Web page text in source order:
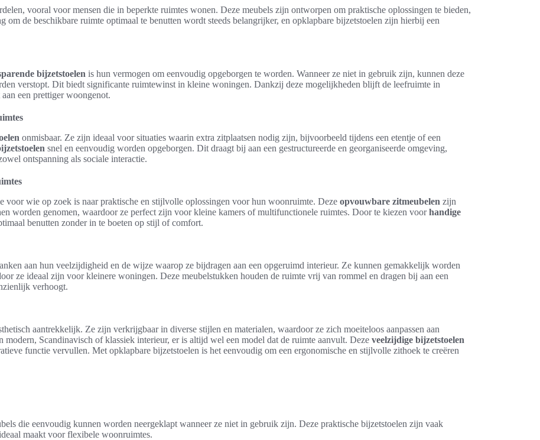
vooral voor mensen die in beperkte ruimtes wonen. Deze meubels zijn ontworpen om praktische oplossingen te bieden,
de beschikbare ruimte optimaal te benutten wordt steeds belangrijker, en opklapbare bijzetstoelen zijn hierbij een
bijzetstoelen is hun vermogen om eenvoudig opgeborgen te worden. Wanneer ze niet in gebruik zijn, kunnen deze
verstopt. Dit biedt significante ruimtewinst in kleine woningen. Dankzij deze mogelijkheden blijft de leefruimte in
een prettiger woongenot.
onmisbaar. Ze zijn ideaal voor situaties waarin extra zitplaatsen nodig zijn, bijvoorbeeld tijdens een etentje of een
snel en eenvoudig worden opgeborgen. Dit draagt bij aan een gestructureerde en georganiseerde omgeving,
ontspanning als sociale interactie.
voor wie op zoek is naar praktische en stijlvolle oplossingen voor hun woonruimte. Deze opvouwbare zitmeubelen zijn
worden genomen, waardoor ze perfect zijn voor kleine kamers of multifunctionele ruimtes. Door te kiezen voorhandige
benutten zonder in te boeten op stijl of comfort.
aan hun veelzijdigheid en de wijze waarop ze bijdragen aan een opgeruimd interieur. Ze kunnen gemakkelijk worden
ze ideaal zijn voor kleinere woningen. Deze meubelstukken houden de ruimte vrij van rommel en dragen bij aan een
verhoogt.
aantrekkelijk. Ze zijn verkrijgbaar in diverse stijlen en materialen, waardoor ze zich moeiteloos aanpassen aan
Scandinavisch of klassiek interieur, er is altijd wel een model dat de ruimte aanvult. Deze veelzijdige bijzetstoelen
functie vervullen. Met opklapbare bijzetstoelen is het eenvoudig om een ergonomische en stijlvolle zithoek te creëren
die eenvoudig kunnen worden neergeklapt wanneer ze niet in gebruik zijn. Deze praktische bijzetstoelen zijn vaak
maakt voor flexibele woonruimtes.